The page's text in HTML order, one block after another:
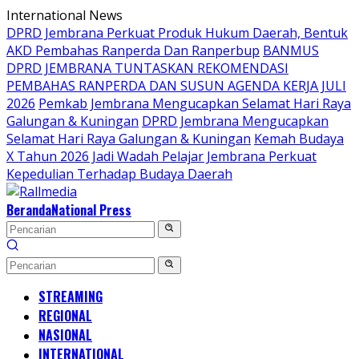
Langsung
ke
konten
International News
DPRD Jembrana Perkuat Produk Hukum Daerah, Bentuk
AKD Pembahas Ranperda Dan Ranperbup BANMUS
DPRD JEMBRANA TUNTASKAN REKOMENDASI
PEMBAHAS RANPERDA DAN SUSUN AGENDA KERJA JULI
2026 Pemkab Jembrana Mengucapkan Selamat Hari Raya
Galungan & Kuningan DPRD Jembrana Mengucapkan
Selamat Hari Raya Galungan & Kuningan Kemah Budaya
X Tahun 2026 Jadi Wadah Pelajar Jembrana Perkuat
Kepedulian Terhadap Budaya Daerah
BerandaNational Press
STREAMING
REGIONAL
NASIONAL
INTERNATIONAL